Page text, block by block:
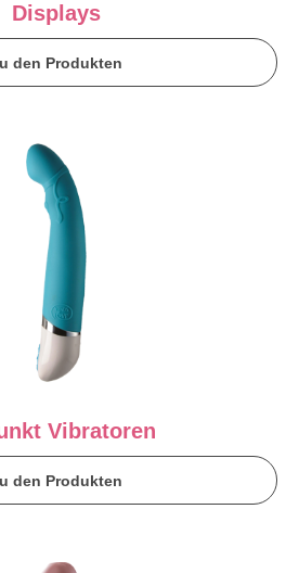
Displays
den Produkten
Vibratoren
den Produkten